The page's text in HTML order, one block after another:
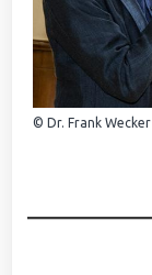
© Dr. Frank Wecker